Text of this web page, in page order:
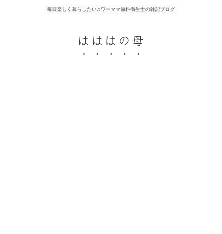
毎日楽しく暮らしたい♫ワーママ歯科衛生士の雑記ブログ
はははの母